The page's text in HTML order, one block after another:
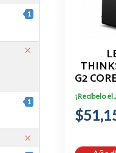
1
1
G2
16GB
¡Recíbelo el